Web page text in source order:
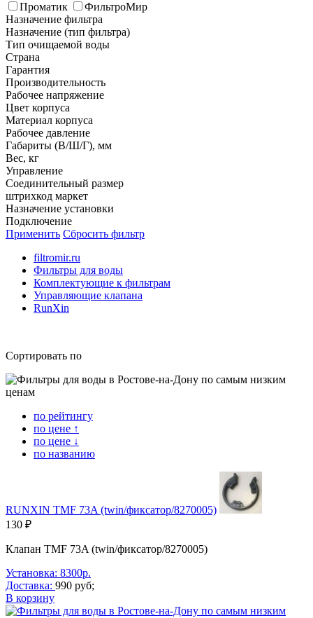
Проматик
ФильтроМир
Назначение фильтра
Назначение (тип фильтра)
Тип очищаемой воды
Страна
Гарантия
Производительность
Рабочее напряжение
Цвет корпуса
Материал корпуса
Рабочее давление
Габариты (В/Ш/Г), мм
Вес, кг
Управление
Соединительный размер
штрихкод маркет
Назначение установки
Подключение
Применить Сбросить фильтр
filtromir.ru
Фильтры для воды
Комплектующие к фильтрам
Управляющие клапана
RunXin
Сортировать по
по рейтингу
по цене ↑
по цене ↓
по названию
RUNXIN TMF 73A (twin/фиксатор/8270005)
130 ₽
Клапан TMF 73A (twin/фиксатор/8270005)
Установка: 8300р.
Доставка: 990 руб;
В корзину